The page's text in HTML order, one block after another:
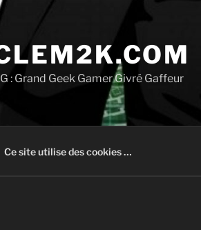
: Grand Geek Gamer Givré Gaffeur
Ce site utilise des cookies …